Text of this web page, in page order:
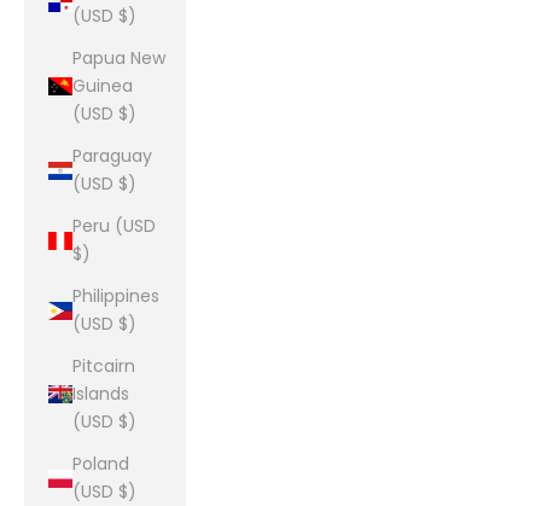
(USD $)
Papua New
Guinea
(USD $)
Paraguay
(USD $)
Peru (USD
$)
Philippines
(USD $)
Pitcairn
Islands
(USD $)
Poland
(USD $)